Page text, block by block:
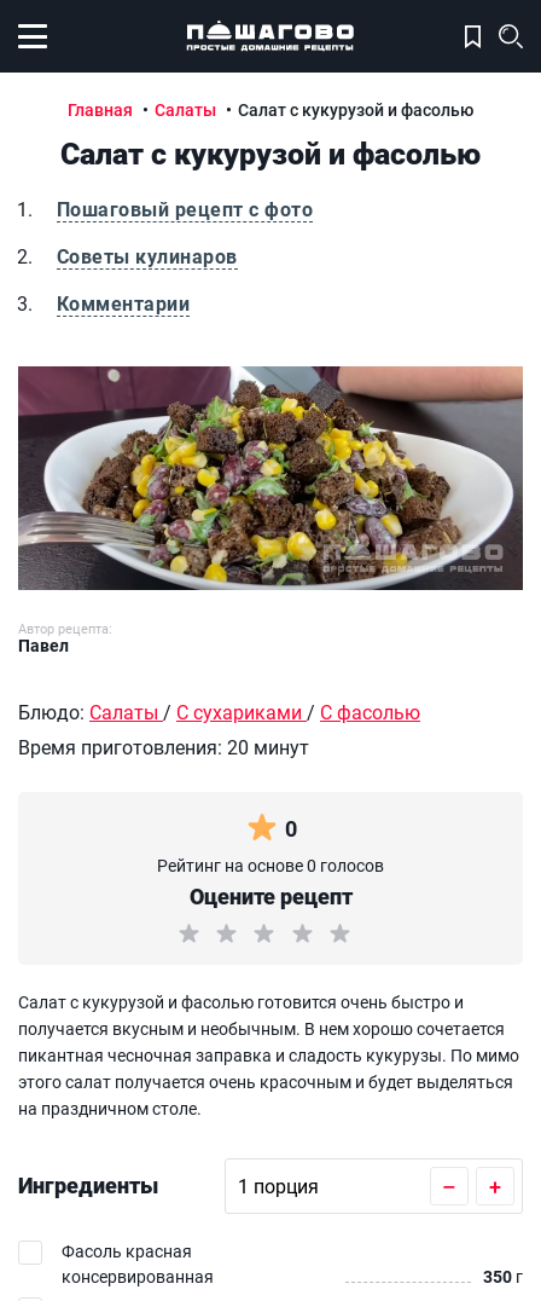
Открыть меню
Главная Салаты Салат с кукурузой и фасолью
Салат с кукурузой и фасолью
Пошаговый рецепт с фото
Советы кулинаров
Комментарии
Салат с кукурузой и фасолью
Автор рецепта:
Павел
Блюдо: Салаты / С сухариками / С фасолью
Время приготовления: 20 минут
0
Рейтинг на основе 0 голосов
Оцените рецепт
Салат с кукурузой и фасолью готовится очень быстро и
получается вкусным и необычным. В нем хорошо сочетается
пикантная чесночная заправка и сладость кукурузы. По мимо
этого салат получается очень красочным и будет выделяться
на праздничном столе.
Ингредиенты – +
Фасоль красная
консервированная
350 г